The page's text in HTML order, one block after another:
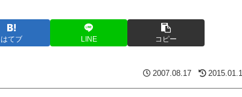
はてブ LINE コピー
2007.08.17